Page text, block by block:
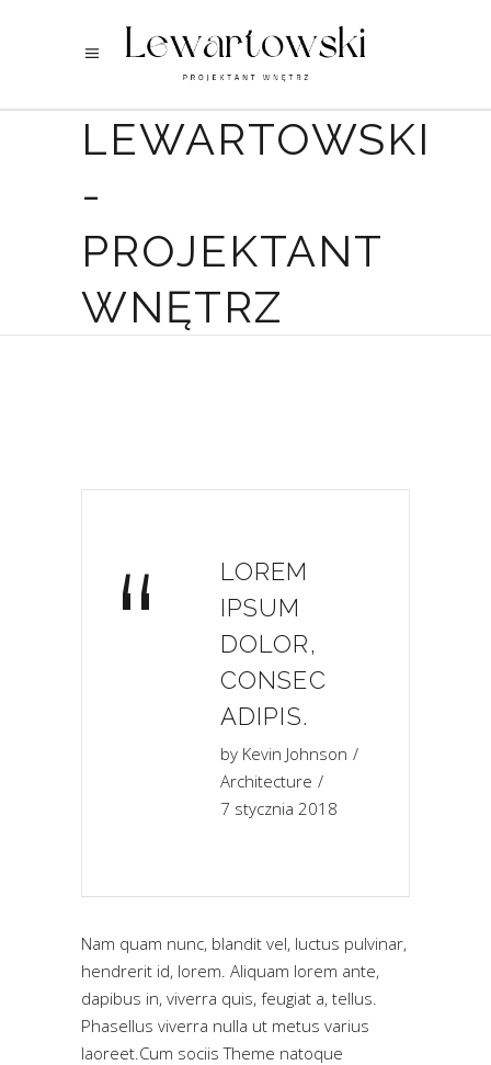
LEWARTOWSKI
-
PROJEKTANT
WNĘTRZ
“
LOREM
IPSUM
DOLOR,
CONSEC
ADIPIS.
by Kevin Johnson
Architecture
7 stycznia 2018
Nam quam nunc, blandit vel, luctus pulvinar,
hendrerit id, lorem. Aliquam lorem ante,
dapibus in, viverra quis, feugiat a, tellus.
Phasellus viverra nulla ut metus varius
laoreet.Cum sociis Theme natoque